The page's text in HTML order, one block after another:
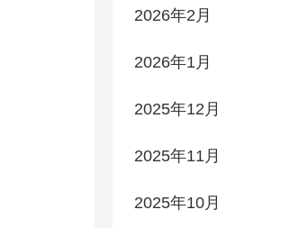
2026年2月
2026年1月
2025年12月
2025年11月
2025年10月